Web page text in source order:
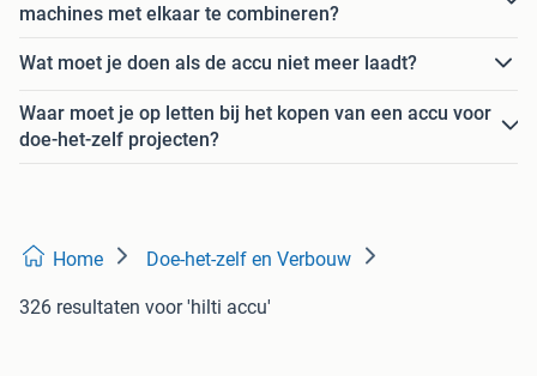
machines met elkaar te combineren?
Wat moet je doen als de accu niet meer laadt?
Waar moet je op letten bij het kopen van een accu voor
doe-het-zelf projecten?
Home Doe-het-zelf en Verbouw
326 resultaten voor 'hilti accu'